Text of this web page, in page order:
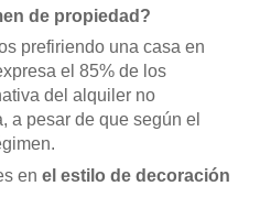
de propiedad?
prefiriendo una casa en
el 85% de los
del alquiler no
a pesar de que según el
en el estilo de decoración